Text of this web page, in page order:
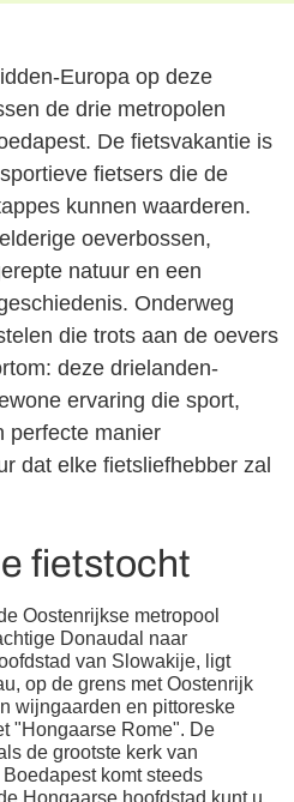
Europa op deze
de drie metropolen
De fietsvakantie is
fietsers die de
kunnen waarderen.
oeverbossen,
natuur en een
Onderweg
die trots aan de oevers
deze drielanden-
ervaring die sport,
perfecte manier
dat elke fietsliefhebber zal
fietstocht
Oostenrijkse metropool
Donaudal naar
van Slowakije, ligt
op de grens met Oostenrijk
wijngaarden en pittoreske
"Hongaarse Rome". De
de grootste kerk van
komt steeds
Hongaarse hoofdstad kunt u